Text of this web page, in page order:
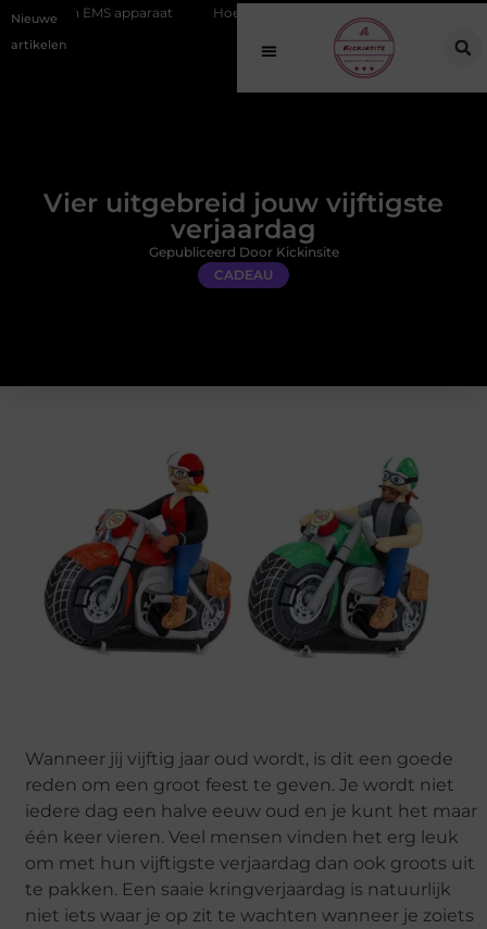
Nieuwe
artikelen
Hoe online vindbaarheid verandert in 2026
Vier uitgebreid jouw vijftigste
verjaardag
CADEAU
Gepubliceerd Door Kickinsite
Wanneer jij vijftig jaar oud wordt, is dit een goede
reden om een groot feest te geven. Je wordt niet
iedere dag een halve eeuw oud en je kunt het maar
één keer vieren. Veel mensen vinden het erg leuk
om met hun vijftigste verjaardag dan ook groots uit
te pakken. Een saaie kringverjaardag is natuurlijk
niet iets waar je op zit te wachten wanneer je zoiets